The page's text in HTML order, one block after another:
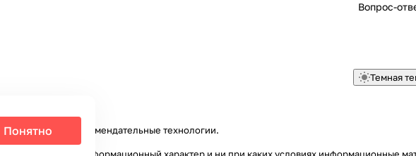
Вопрос-
Темная
аналитики и рекомендательные технологии.
Понятно